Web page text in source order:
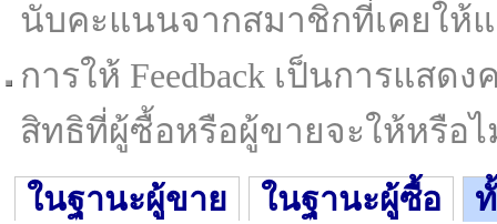
นับคะแนนจากสมาชิกที่เคยให้
การให้ Feedback เป็นการแส
สิทธิที่ผู้ซื้อหรือผู้ขายจะให้หรือไ
ในฐานะผู้ขาย ในฐานะผู้ซื้อ